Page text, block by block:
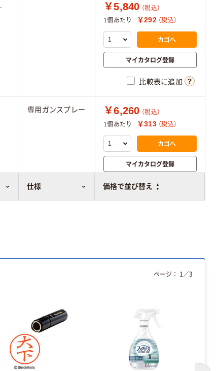
仕様 価格で並び替え
￥5,840 （税込）
1個あたり
￥292 （税込）
カゴへ
マイカタログ登録
比較表に追加
専用ガンスプレー ￥6,260 （税込）
1個あたり
￥313 （税込）
カゴへ
マイカタログ登録
比較表に追加
ページ： 1 ／3